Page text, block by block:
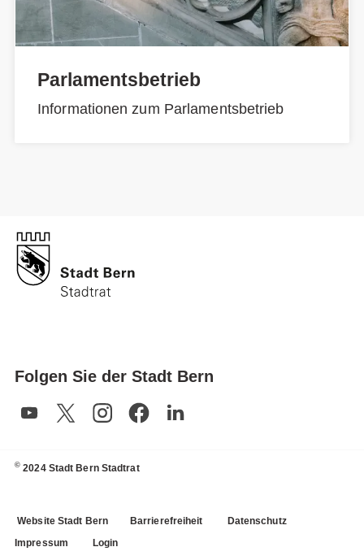
Parlamentsbetrieb
Informationen zum Parlamentsbetrieb
Folgen Sie der Stadt Bern
© 2024 Stadt Bern Stadtrat
Website Stadt Bern Barrierefreiheit
Datenschutz
Impressum
Login